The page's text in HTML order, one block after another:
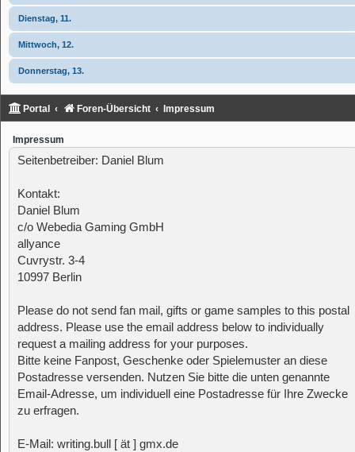
Dienstag, 11.
Mittwoch, 12.
Donnerstag, 13.
Portal Foren-Übersicht Impressum
Impressum
Seitenbetreiber: Daniel Blum
Kontakt:
Daniel Blum
c/o Webedia Gaming GmbH
allyance
Cuvrystr. 3-4
10997 Berlin
Please do not send fan mail, gifts or game samples to this postal
address. Please use the email address below to individually
request a mailing address for your purposes.
Bitte keine Fanpost, Geschenke oder Spielemuster an diese
Postadresse versenden. Nutzen Sie bitte die unten genannte
Email-Adresse, um individuell eine Postadresse für Ihre Zwecke
zu erfragen.
E-Mail: writing.bull [ ät ] gmx.de